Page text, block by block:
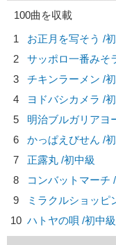
100曲を収載
1
お正月を写そう /
2
サッポロ一番みそ
3
チキンラーメン /
4
ヨドバシカメラ /
5
明治ブルガリアヨ
6
かっぱえびせん /
7
正露丸 /初中級
8
コンバットマーチ
9
ミラクルショッピ
10 ハトヤの唄 /初中級